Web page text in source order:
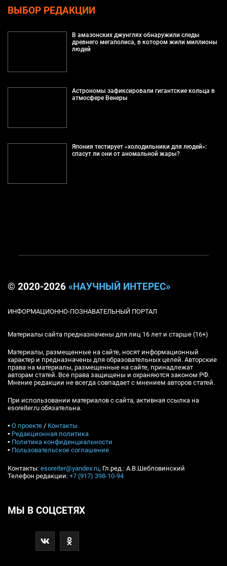
ВЫБОР РЕДАКЦИИ
В амазонских джунглях обнаружили следы
древнего мегаполиса, в котором жили миллионы
людей
Астрономы зафиксировали гигантские кольца в
атмосфере Венеры
Япония тестирует «холодильники для людей»:
спасут ли они от аномальной жары?
© 2020-2026 «НАУЧНЫЙ ИНТЕРЕС»
ИНФОРМАЦИОННО-ПОЗНАВАТЕЛЬНЫЙ ПОРТАЛ
Материалы сайта предназначены для лиц 16 лет и старше (16+)
Материалы, размещенные на сайте, носят информационный
характер и предназначены для образовательных целей. Авторские
права на материалы, размещенные на сайте, принадлежат
авторам статей. Все права защищены и охраняются законом РФ.
Мнение редакции не всегда совпадает с мнением авторов статей.
При использовании материалов с сайта, активная ссылка на
esoreiter.ru обязательна.
▪ О проекте / Контакты
▪ Редакционная политика
▪ Политика конфиденциальности
▪ Пользовательское соглашение
Контакты: esoreiter@yandex.ru, Гл.ред.: А.В.Шебловинский
Телефон редакции: +7 (917) 398-10-94
МЫ В СОЦСЕТЯХ